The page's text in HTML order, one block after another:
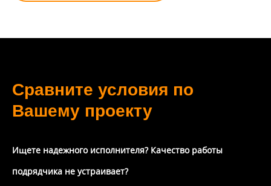
Сравните условия по
Вашему проекту
Ищете надежного исполнителя? Качество работы
подрядчика не устраивает?